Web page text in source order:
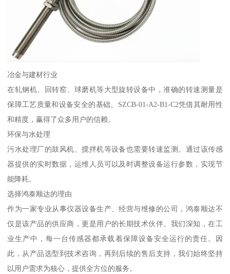
冶金与建材行业
在轧钢机、回转窑、球磨机等大型旋转设备中，准确的转速测量是
保障工艺质量和设备安全的基础。SZCB-01-A2-B1-C2凭借其耐用性
和精度，赢得了众多用户的信赖。
环保与水处理
污水处理厂的鼓风机、搅拌机等设备也需要转速监测。通过该传感
器提供的实时数据，运维人员可以及时调整设备运行参数，实现节
能降耗。
选择鸿泰顺达的理由
作为一家专业从事仪器设备生产、经营与维修的公司，鸿泰顺达不
仅是该产品的供应商，更是用户的长期技术伙伴。我们深知，在工
业生产中，每一台传感器都承载着保障设备安全运行的责任。因
此，从产品选型到技术咨询，再到后续的售后支持，我们始终坚持
以用户需求为核心，提供全方位的服务。